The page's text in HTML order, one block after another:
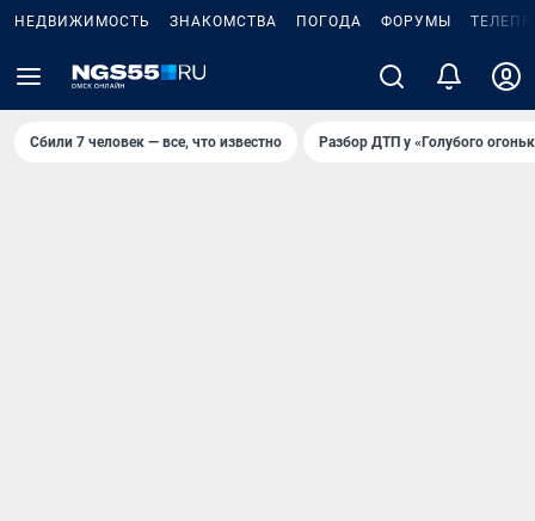
НЕДВИЖИМОСТЬ ЗНАКОМСТВА ПОГОДА ФОРУМЫ
Сбили 7 человек — все, что известно Разбор ДТП у «Голубого